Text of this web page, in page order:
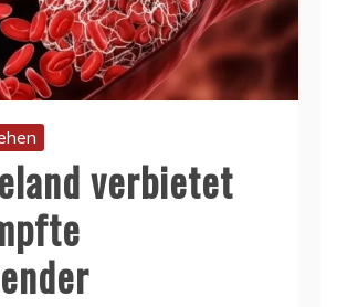
verbietet